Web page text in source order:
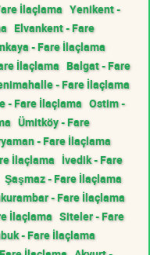
İlaçlama Yenikent -
Elvankent - Fare
- Fare İlaçlama
İlaçlama Balgat - Fare
- Fare İlaçlama
- Fare İlaçlama Ostim -
Ümitköy - Fare
- Fare İlaçlama
İlaçlama İvedik - Fare
Şaşmaz - Fare İlaçlama
- Fare İlaçlama
İlaçlama Siteler - Fare
- Fare İlaçlama